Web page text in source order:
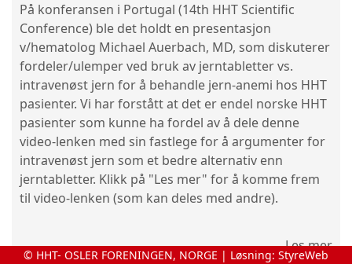
På konferansen i Portugal (14th HHT Scientific
Conference) ble det holdt en presentasjon
v/hematolog Michael Auerbach, MD, som diskuterer
fordeler/ulemper ved bruk av jerntabletter vs.
intravenøst jern for å behandle jern-anemi hos HHT
pasienter. Vi har forstått at det er endel norske HHT
pasienter som kunne ha fordel av å dele denne
video-lenken med sin fastlege for å argumenter for
intravenøst jern som et bedre alternativ enn
jerntabletter. Klikk på "Les mer" for å komme frem
til video-lenken (som kan deles med andre).
Les mer
© HHT- OSLER FORENINGEN, NORGE | Løsning: StyreWeb